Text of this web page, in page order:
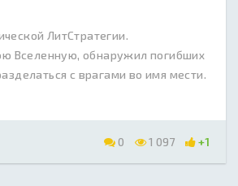
ЛитСтратегии.
Вселенную, обнаружил погибших
с врагами во имя мести.
0 1 097 +1